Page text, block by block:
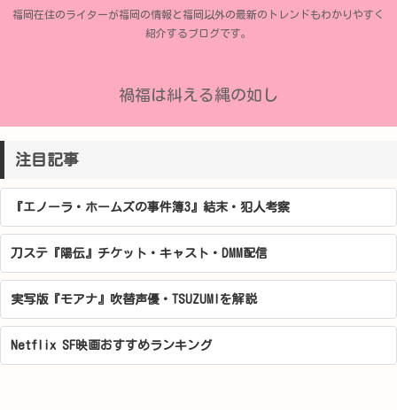
福岡在住のライターが福岡の情報と福岡以外の最新のトレンドもわかりやすく
紹介するブログです。
禍福は糾える縄の如し
注目記事
『エノーラ・ホームズの事件簿3』結末・犯人考察
刀ステ『陽伝』チケット・キャスト・DMM配信
実写版『モアナ』吹替声優・TSUZUMIを解説
Netflix SF映画おすすめランキング